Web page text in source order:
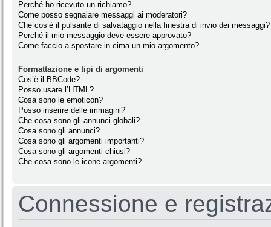
Perché ho ricevuto un richiamo?
Come posso segnalare messaggi ai moderatori?
Che cos’è il pulsante di salvataggio nella finestra di invio dei messaggi?
Perché il mio messaggio deve essere approvato?
Come faccio a spostare in cima un mio argomento?
Formattazione e tipi di argomenti
Cos’è il BBCode?
Posso usare l’HTML?
Cosa sono le emoticon?
Posso inserire delle immagini?
Che cosa sono gli annunci globali?
Cosa sono gli annunci?
Cosa sono gli argomenti importanti?
Cosa sono gli argomenti chiusi?
Che cosa sono le icone argomenti?
Connessione e